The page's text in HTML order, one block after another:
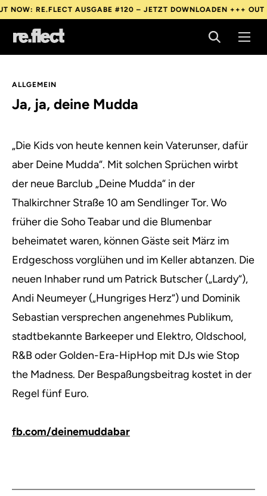
RE.FLECT AUSGABE #120 – JETZT DOWNLOADEN +++OUT
RE.FLECT AUSGABE #120 – JETZT DOWNLOADEN +++
ALLGEMEIN
Ja, ja, deine Mudda
„Die Kids von heute kennen kein Vaterunser, dafür
aber Deine Mudda“. Mit solchen Sprüchen wirbt
der neue Barclub „Deine Mudda“ in der
Thalkirchner Straße 10 am Sendlinger Tor. Wo
früher die Soho Teabar und die Blumenbar
beheimatet waren, können Gäste seit März im
Erdgeschoss vorglühen und im Keller abtanzen. Die
neuen Inhaber rund um Patrick Butscher („Lardy“),
Andi Neumeyer („Hungriges Herz“) und Dominik
Sebastian versprechen angenehmes Publikum,
stadtbekannte Barkeeper und Elektro, Oldschool,
R&B oder Golden-Era-HipHop mit DJs wie Stop
the Madness. Der Bespaßungsbeitrag kostet in der
Regel fünf Euro.
fb.com/deinemuddabar